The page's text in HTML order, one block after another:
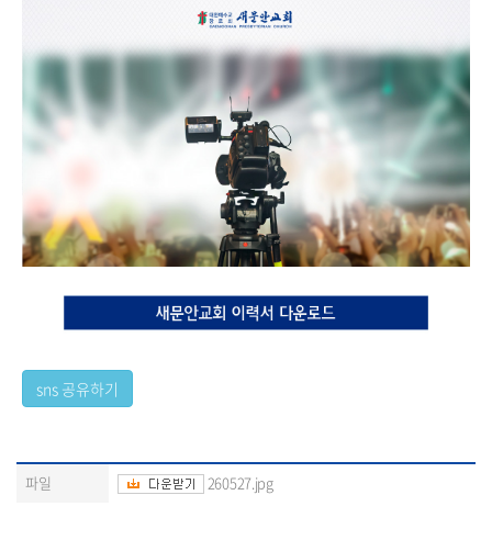
파일 260527.jpg